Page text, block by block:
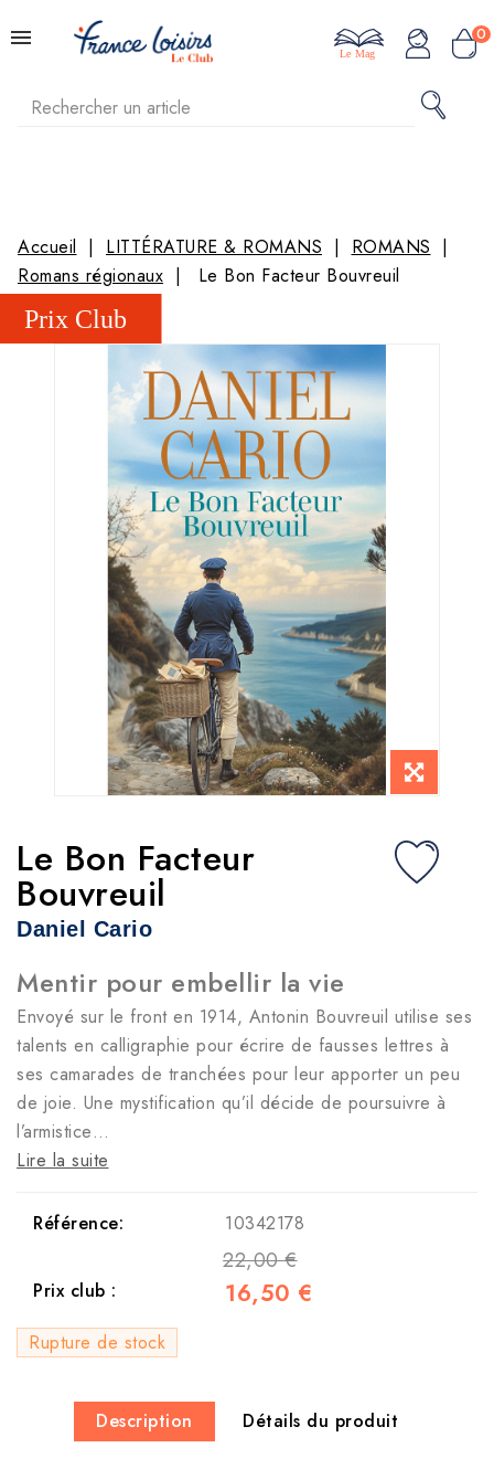
0
Le Mag
Accueil LITTÉRATURE & ROMANS
ROMANS
Romans régionaux
Le Bon Facteur Bouvreuil
Le Bon Facteur
Bouvreuil
Daniel Cario
Mentir pour embellir la vie
Envoyé sur le front en 1914, Antonin Bouvreuil utilise ses
talents en calligraphie pour écrire de fausses lettres à
ses camarades de tranchées pour leur apporter un peu
de joie. Une mystification qu’il décide de poursuivre à
l’armistice…
Lire la suite
Référence: 10342178
22,00 €
Prix club : 16,50 €
Rupture de stock
Description Détails du produit